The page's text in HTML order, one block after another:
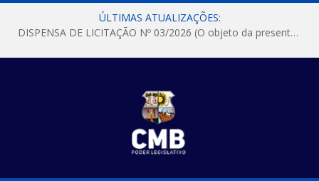
ÚLTIMAS ATUALIZAÇÕES:
DISPENSA DE LICITAÇÃO Nº 03/2026 (O objeto da presente dispensa é a escolha da proposta mais vantajosa para a aquisição, de aparelhos de ar condicionado, tipo Split, com material de instalação e fogão industrial, conforme condições, quantidades e exigências estabelecidas no termo de referencia e neste aviso de contratação direta e seus anexos)